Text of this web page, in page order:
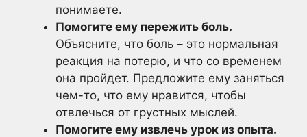
понимаете.
Помогите ему пережить боль.
Объясните, что боль – это нормальная
реакция на потерю, и что со временем
она пройдет. Предложите ему заняться
чем-то, что ему нравится, чтобы
отвлечься от грустных мыслей.
Помогите ему извлечь урок из опыта.